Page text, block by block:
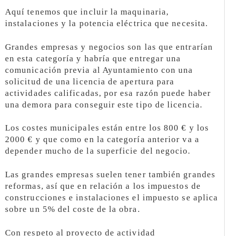
Aquí tenemos que incluir la maquinaria,
instalaciones y la potencia eléctrica que necesita.
Grandes empresas y negocios son las que entrarían
en esta categoría y habría que entregar una
comunicación previa al Ayuntamiento con una
solicitud de una licencia de apertura para
actividades calificadas, por esa razón puede haber
una demora para conseguir este tipo de licencia.
Los costes municipales están entre los 800 € y los
2000 € y que como en la categoría anterior va a
depender mucho de la superficie del negocio.
Las grandes empresas suelen tener también grandes
reformas, así que en relación a los impuestos de
construcciones e instalaciones el impuesto se aplica
sobre un 5% del coste de la obra.
Con respeto al proyecto de actividad